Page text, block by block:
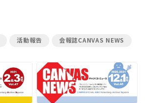
活動報告 会報誌CANVAS NEWS